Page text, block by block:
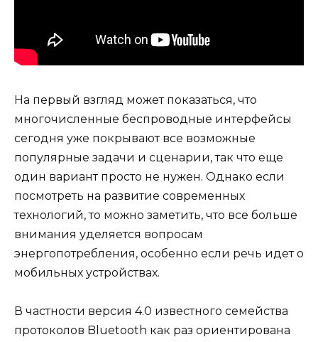
На первый взгляд может показаться, что
многочисленные беспроводные интерфейсы
сегодня уже покрывают все возможные
популярные задачи и сценарии, так что еще
один вариант просто не нужен. Однако если
посмотреть на развитие современных
технологий, то можно заметить, что все больше
внимания уделяется вопросам
энергопотребления, особенно если речь идет о
мобильных устройствах.
В частности версия 4.0 известного семейства
протоколов Bluetooth как раз ориентирована